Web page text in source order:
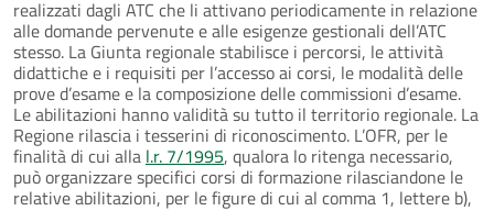
realizzati dagli ATC che li attivano periodicamente in relazione
alle domande pervenute e alle esigenze gestionali dell’ATC
stesso. La Giunta regionale stabilisce i percorsi, le attività
didattiche e i requisiti per l’accesso ai corsi, le modalità delle
prove d’esame e la composizione delle commissioni d’esame.
Le abilitazioni hanno validità su tutto il territorio regionale. La
Regione rilascia i tesserini di riconoscimento. L’OFR, per le
finalità di cui alla l.r. 7/1995, qualora lo ritenga necessario,
può organizzare specifici corsi di formazione rilasciandone le
relative abilitazioni, per le figure di cui al comma 1, lettere b),